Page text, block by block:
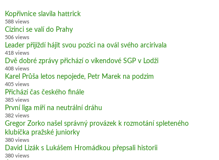
Kopřivnice slavila hattrick
588 views
Cizinci se valí do Prahy
506 views
Leader přijíždí hájit svou pozici na ovál svého arcirivala
418 views
Dvě dobré zprávy přichází o víkendové SGP v Lodži
408 views
Karel Průša letos nepojede, Petr Marek na podzim
405 views
Přichází čas českého finále
385 views
První liga míří na neutrální dráhu
382 views
Gregor Zorko našel správný provázek k rozmotání spleteného
klubíčka pražské juniorky
380 views
David Lizák s Lukášem Hromádkou přepsali historii
380 views